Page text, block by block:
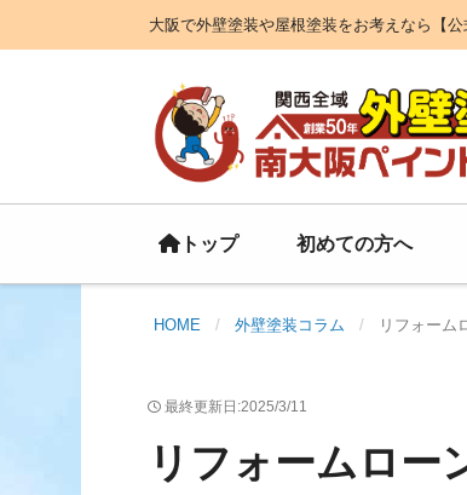
大阪で外壁塗装や屋根塗装をお考えなら【
トップ 初めての方へ
HOME 外壁塗装コラム リフォーム
最終更新日:2025/3/11
リフォームロー